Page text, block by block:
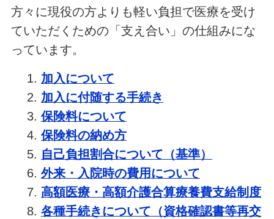
方々に現役の方よりも軽い負担で医療を受け
ていただくための「支え合い」の仕組みにな
っています。
加入について
加入に付随する手続き
保険料について
保険料の納め方
自己負担割合について（基準）
外来・入院時の費用について
高額医療・高額介護合算療養費支給制度
各種手続きについて（資格確認書等再交